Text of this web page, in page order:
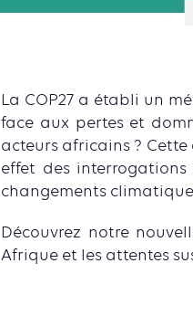
La COP27 a établi un
face aux pertes et
acteurs africains ?
effet des
changements
Découvrez notre
Afrique et les attentes